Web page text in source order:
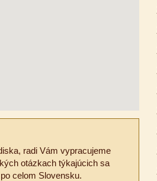
radi Vám vypracujeme
otázkach týkajúcich sa
celom Slovensku.